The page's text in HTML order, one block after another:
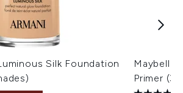
Silk Foundation
Primer